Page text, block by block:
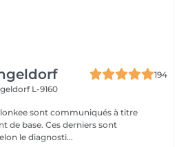
194
L-9160
sont communiqués à titre
de base. Ces derniers sont
le diagnosti...